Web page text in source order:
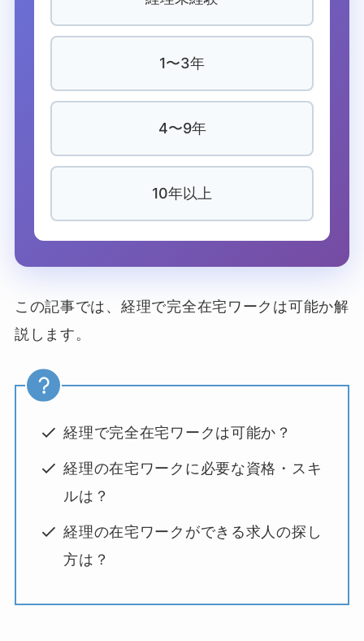
1〜3年
4〜9年
10年以上
この記事では、経理で完全在宅ワークは可能か解
説します。
経理で完全在宅ワークは可能か？
経理の在宅ワークに必要な資格・スキ
ルは？
経理の在宅ワークができる求人の探し
方は？